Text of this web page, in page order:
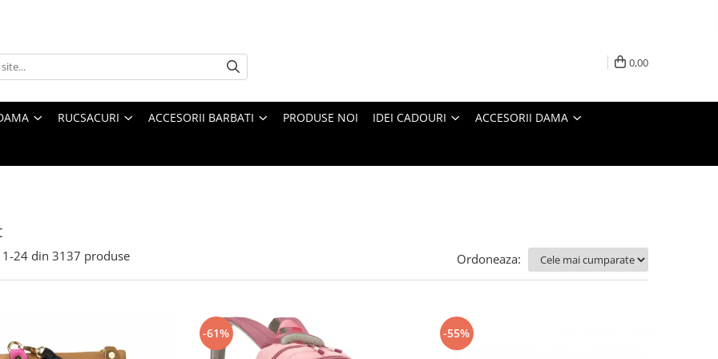
0,00
RUCSACURI ACCESORII BARBATI PRODUSE NOI IDEI CADOURI ACCESORII DAMA
1-24 din 3137 produse Ordoneaza:
-61% -55%